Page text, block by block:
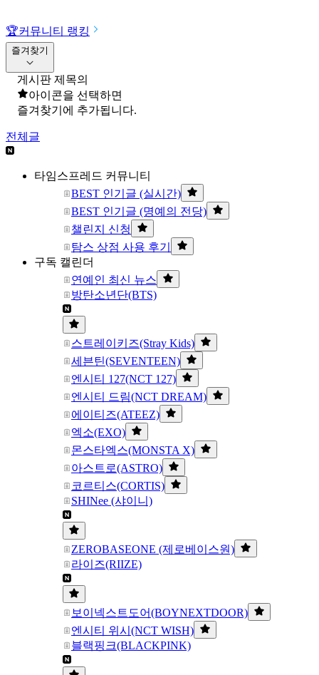
🏆커뮤니티 랭킹
즐겨찾기
게시판 제목의
아이콘을 선택하면
즐겨찾기에 추가됩니다.
전체글
타임스프레드 커뮤니티
BEST 인기글 (실시간)
BEST 인기글 (명예의 전당)
챌린지 신청
탐스 상점 사용 후기
구독 캘린더
연예인 최신 뉴스
방탄소년단(BTS)
스트레이키즈(Stray Kids)
세븐틴(SEVENTEEN)
엔시티 127(NCT 127)
엔시티 드림(NCT DREAM)
에이티즈(ATEEZ)
엑소(EXO)
몬스타엑스(MONSTA X)
아스트로(ASTRO)
코르티스(CORTIS)
SHINee (샤이니)
ZEROBASEONE (제로베이스원)
라이즈(RIIZE)
보이넥스트도어(BOYNEXTDOOR)
엔시티 위시(NCT WISH)
블랙핑크(BLACKPINK)